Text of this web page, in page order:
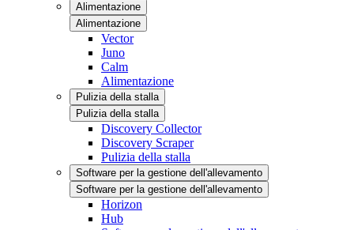
Alimentazione
Alimentazione
Vector
Juno
Calm
Alimentazione
Pulizia della stalla
Pulizia della stalla
Discovery Collector
Discovery Scraper
Pulizia della stalla
Software per la gestione dell'allevamento
Software per la gestione dell'allevamento
Horizon
Hub